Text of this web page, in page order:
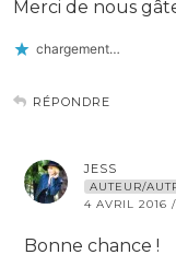
Merci de nous
chargement…
RÉPONDRE
JESS
AUTEUR/
4 AVRIL 2016
Bonne chance !